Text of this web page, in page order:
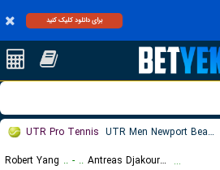
برای دانلود کلیک کنید
UTR Pro Tennis UTR Men Newport Beach
Robert Yang .. - .. Antreas Djakouris ...